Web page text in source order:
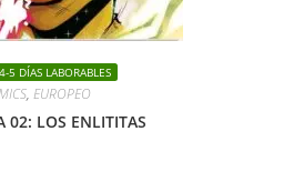
5 DÍAS LABORABLES
, EUROPEO
02: LOS ENLITITAS